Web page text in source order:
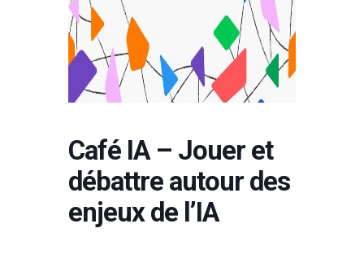
Café IA – Jouer et
débattre autour des
enjeux de l’IA